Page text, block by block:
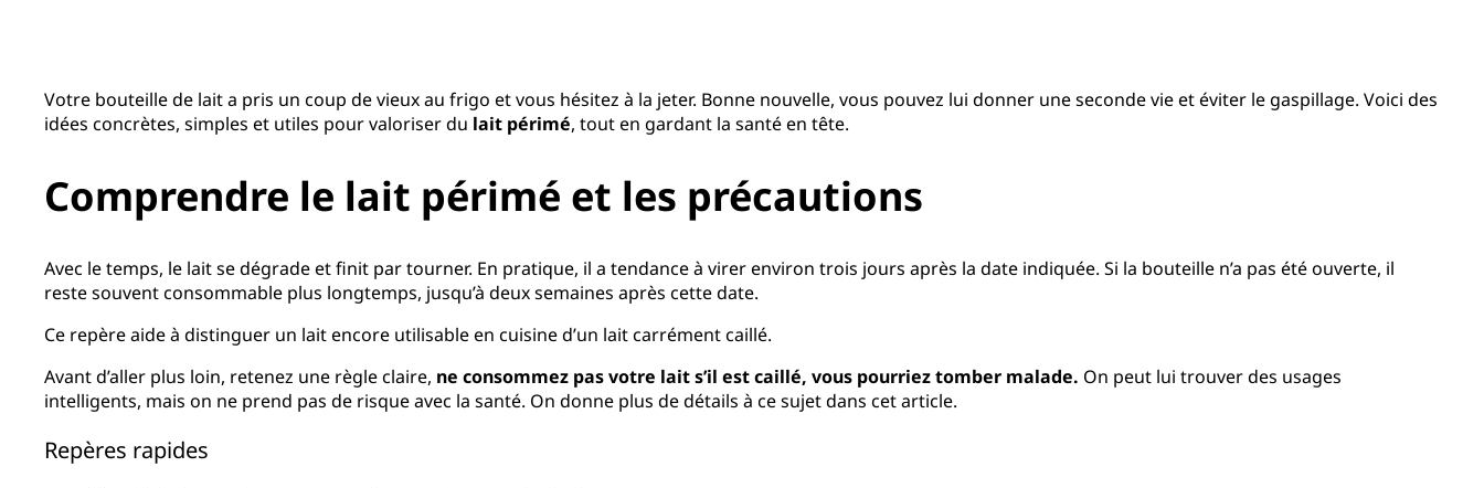
Votre bouteille de lait a pris un coup de vieux au frigo et vous hésitez à la jeter. Bonne nouvelle, vous pouvez lui donner une seconde vie et éviter le gaspillage. Voici des
idées concrètes, simples et utiles pour valoriser du lait périmé, tout en gardant la santé en tête.
Comprendre le lait périmé et les précautions
Avec le temps, le lait se dégrade et finit par tourner. En pratique, il a tendance à virer environ trois jours après la date indiquée. Si la bouteille n’a pas été ouverte, il
reste souvent consommable plus longtemps, jusqu’à deux semaines après cette date.
Ce repère aide à distinguer un lait encore utilisable en cuisine d’un lait carrément caillé.
Avant d’aller plus loin, retenez une règle claire, ne consommez pas votre lait s’il est caillé, vous pourriez tomber malade. On peut lui trouver des usages
intelligents, mais on ne prend pas de risque avec la santé. On donne plus de détails à ce sujet dans cet article.
Repères rapides